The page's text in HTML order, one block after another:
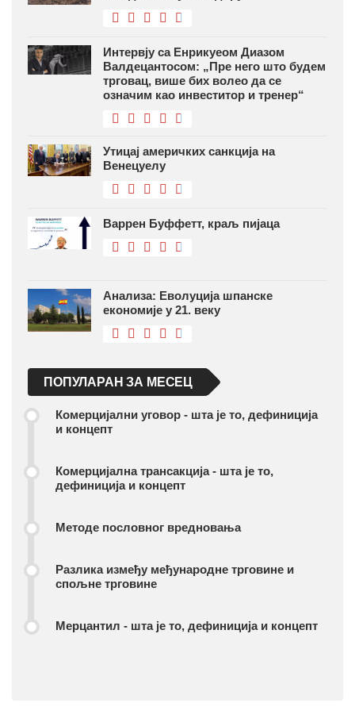
Интервју са Енрикуеом Диазом
Валдецантосом: „Пре него што будем
трговац, више бих волео да се
означим као инвеститор и тренер“
Утицај америчких санкција на
Венецуелу
Варрен Буффетт, краљ пијаца
Анализа: Еволуција шпанске
економије у 21. веку
ПОПУЛАРАН ЗА МЕСЕЦ
Комерцијални уговор - шта је то, дефиниција
и концепт
Комерцијална трансакција - шта је то,
дефиниција и концепт
Методе пословног вредновања
Разлика између међународне трговине и
спољне трговине
Мерцантил - шта је то, дефиниција и концепт